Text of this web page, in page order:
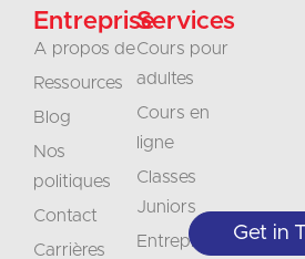
Entreprise
A propos de
Ressources
Blog
Nos
politiques
Contact
Carrières
Services
Cours pour
adultes
Cours en
ligne
Classes
Juniors
Entreprises etGet in